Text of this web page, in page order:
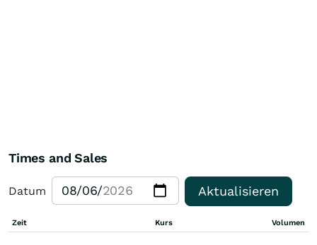
Times and Sales
Datum Aktualisieren
Zeit Kurs Volumen